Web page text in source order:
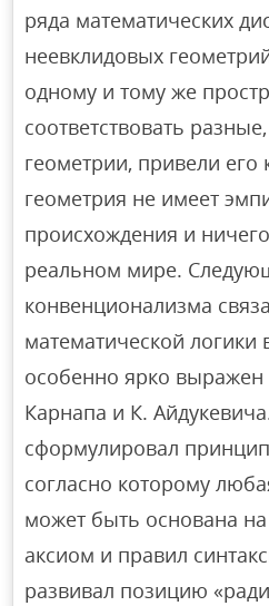
ряда математических
неевклидовых
одному и тому же
соответствовать
геометрии, привели его
геометрия не имеет
происхождения и
реальном мире.
конвенционализма
математической логики
особенно ярко выражен
Карнапа и К.
сформулировал
согласно которому
может быть основана
аксиом и правил
развивал позицию